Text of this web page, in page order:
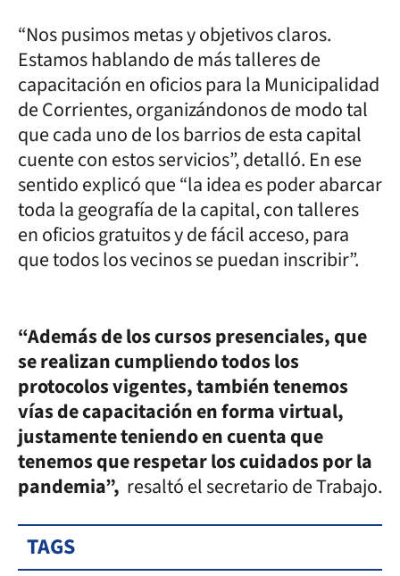
“Nos pusimos metas y objetivos claros.
Estamos hablando de más talleres de
capacitación en oficios para la Municipalidad
de Corrientes, organizándonos de modo tal
que cada uno de los barrios de esta capital
cuente con estos servicios”, detalló. En ese
sentido explicó que “la idea es poder abarcar
toda la geografía de la capital, con talleres
en oficios gratuitos y de fácil acceso, para
que todos los vecinos se puedan inscribir”.
“Además de los cursos presenciales, que
se realizan cumpliendo todos los
protocolos vigentes, también tenemos
vías de capacitación en forma virtual,
justamente teniendo en cuenta que
tenemos que respetar los cuidados por la
pandemia”, resaltó el secretario de Trabajo.
TAGS